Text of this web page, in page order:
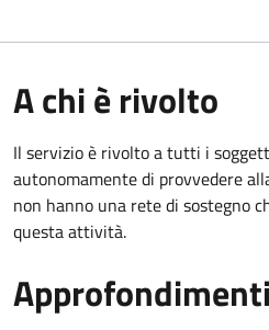
A chi è rivolto
Il servizio è rivolto a tutti i
autonomamente di provvedere
non hanno una rete di sostegno
questa attività.
Approfondimenti